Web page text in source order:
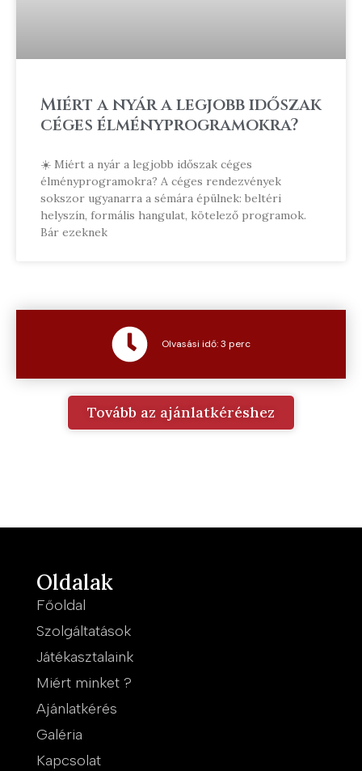
Miért a nyár a legjobb időszak
céges élményprogramokra?
☀️ Miért a nyár a legjobb időszak céges
élményprogramokra? A céges rendezvények
sokszor ugyanarra a sémára épülnek: beltéri
helyszín, formális hangulat, kötelező programok.
Bár ezeknek
Olvasási idő: 3 perc
Tovább az ajánlatkéréshez
Oldalak
Főoldal
Szolgáltatások
Játékasztalaink
Miért minket ?
Ajánlatkérés
Galéria
Kapcsolat